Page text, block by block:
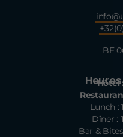
BE
Hôtel
Lunch :
Dîner :
Bar &